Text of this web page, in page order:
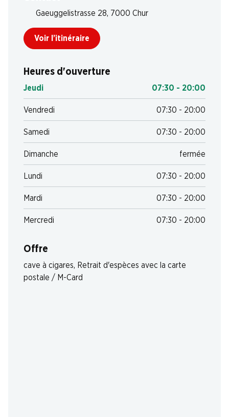
Gaeuggelistrasse 28, 7000 Chur
Voir l’itinéraire
Heures d'ouverture
Jeudi 07:30 - 20:00
Vendredi 07:30 - 20:00
Samedi 07:30 - 20:00
Dimanche fermée
Lundi 07:30 - 20:00
Mardi 07:30 - 20:00
Mercredi 07:30 - 20:00
Offre
cave à cigares, Retrait d'espèces avec la carte
postale / M-Card